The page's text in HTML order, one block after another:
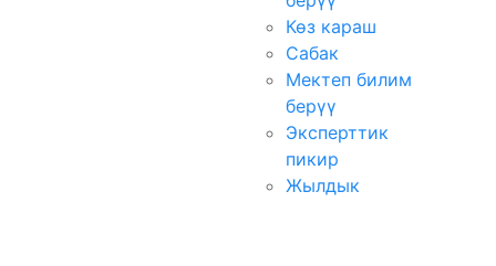
Көз караш
Сабак
Мектеп билим
берүү
Эксперттик
пикир
Жылдык